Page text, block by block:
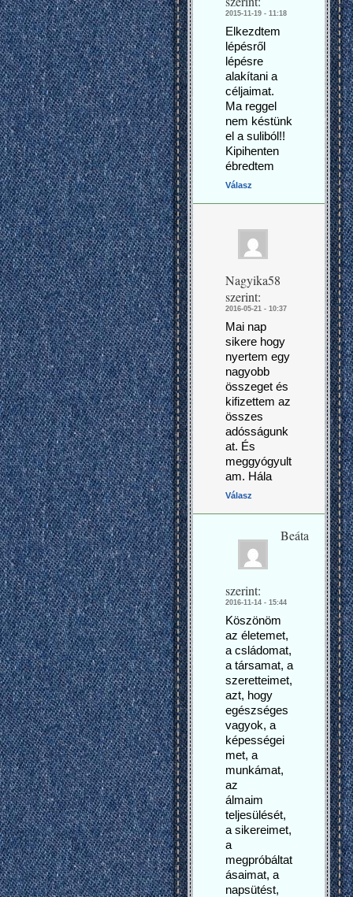
2015-11-19 - 11:18
Elkezdtem
lépésről
lépésre
alakítani a
céljaimat.
Ma reggel
nem késtünk
el a suliból!!
Kipihenten
ébredtem
Válasz
Nagyika58
szerint:
2016-05-21 - 10:37
Mai nap
sikere hogy
nyertem egy
nagyobb
összeget és
kifizettem az
összes
adósságunk
at. És
meggyógyult
am. Hála
Válasz
Beáta
szerint:
2016-11-14 - 15:44
Köszönöm
az életemet,
a csládomat,
a társamat, a
szeretteimet,
azt, hogy
egészséges
vagyok, a
képességei
met, a
munkámat,
az
álmaim
teljesülését,
a sikereimet,
a
megpróbáltat
ásaimat, a
napsütést,